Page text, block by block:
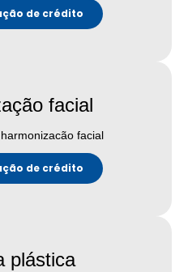
de crédito
facial
facial
de crédito
plástica